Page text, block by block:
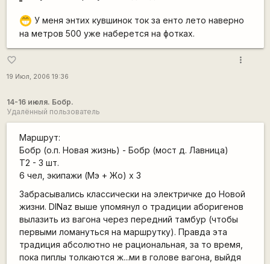
;D У меня энтих кувшинок ток за енто лето наверно
на метров 500 уже наберется на фотках.
favorite_border
19 Июл, 2006 19:36
more_vert
14-16 июля. Бобр.
Удалённый пользователь
Маршрут:
Бобр (о.п. Новая жизнь) - Бобр (мост д. Лавница)
Т2 - 3 шт.
6 чел, экипажи (Мэ + Жо) х 3
Забрасывались классически на электричке до Новой
жизни. DINaz выше упомянул о традиции аборигенов
вылазить из вагона через передний тамбур (чтобы
первыми ломануться на маршрутку). Правда эта
традиция абсолютно не рациональная, за то время,
пока пиплы толкаются ж...ми в голове вагона, выйдя